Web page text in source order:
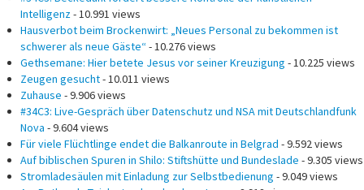
Intelligenz - 10.991 views
Hausverbot beim Brockenwirt: „Neues Personal zu bekommen ist
schwerer als neue Gäste“- 10.276 views
Gethsemane: Hier betete Jesus vor seiner Kreuzigung - 10.225 views
Zeugen gesucht- 10.011 views
Zuhause - 9.906 views
#34C3: Live-Gespräch über Datenschutz und NSA mit Deutschlandfunk
Nova - 9.604 views
Für viele Flüchtlinge endet die Balkanroute in Belgrad - 9.592 views
Auf biblischen Spuren in Shilo: Stiftshütte und Bundeslade - 9.305 views
Stromladesäulen mit Einladung zur Selbstbedienung - 9.049 views